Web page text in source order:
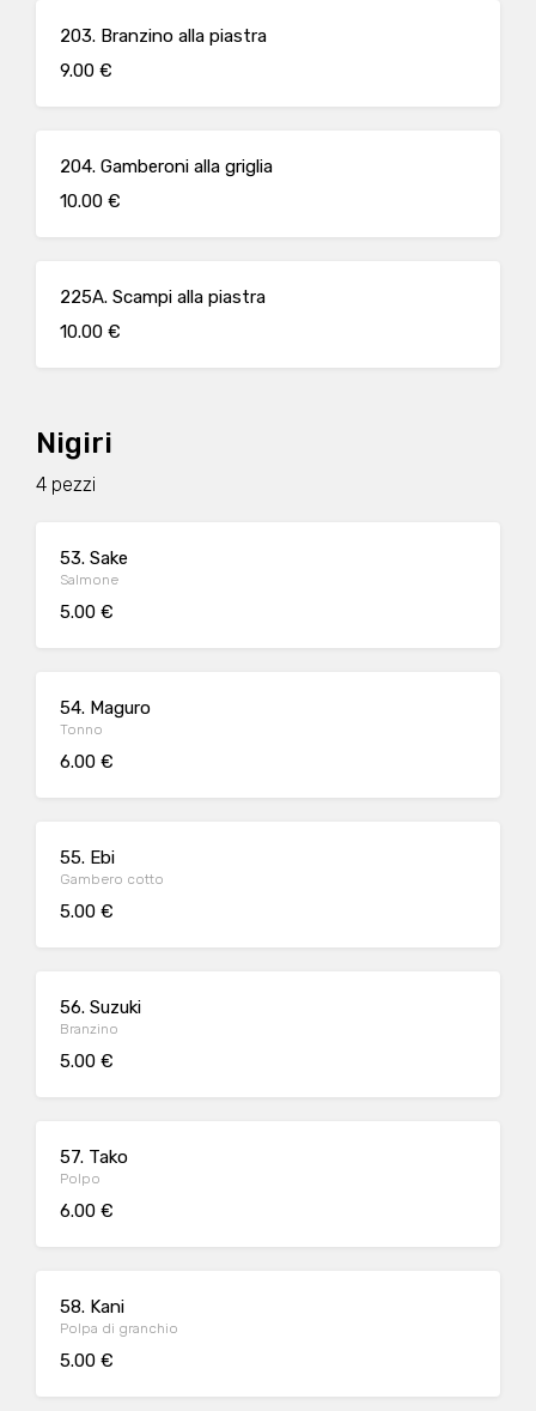
203. Branzino alla piastra
9.00 €
204. Gamberoni alla griglia
10.00 €
225A. Scampi alla piastra
10.00 €
Nigiri
4 pezzi
53. Sake
Salmone
5.00 €
54. Maguro
Tonno
6.00 €
55. Ebi
Gambero cotto
5.00 €
56. Suzuki
Branzino
5.00 €
57. Tako
Polpo
6.00 €
58. Kani
Polpa di granchio
5.00 €